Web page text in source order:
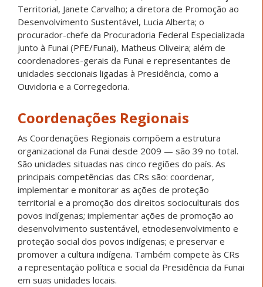
Territorial, Janete Carvalho; a diretora de Promoção ao
Desenvolvimento Sustentável, Lucia Alberta; o
procurador-chefe da Procuradoria Federal Especializada
junto à Funai (PFE/Funai), Matheus Oliveira; além de
coordenadores-gerais da Funai e representantes de
unidades seccionais ligadas à Presidência, como a
Ouvidoria e a Corregedoria.
Coordenações Regionais
As Coordenações Regionais compõem a estrutura
organizacional da Funai desde 2009 — são 39 no total.
São unidades situadas nas cinco regiões do país. As
principais competências das CRs são: coordenar,
implementar e monitorar as ações de proteção
territorial e a promoção dos direitos socioculturais dos
povos indígenas; implementar ações de promoção ao
desenvolvimento sustentável, etnodesenvolvimento e
proteção social dos povos indígenas; e preservar e
promover a cultura indígena. Também compete às CRs
a representação política e social da Presidência da Funai
em suas unidades locais.